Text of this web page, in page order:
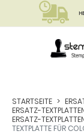
STARTSEITE
ERSATZ-
ERSATZ-
TEXTPLATTE FÜR